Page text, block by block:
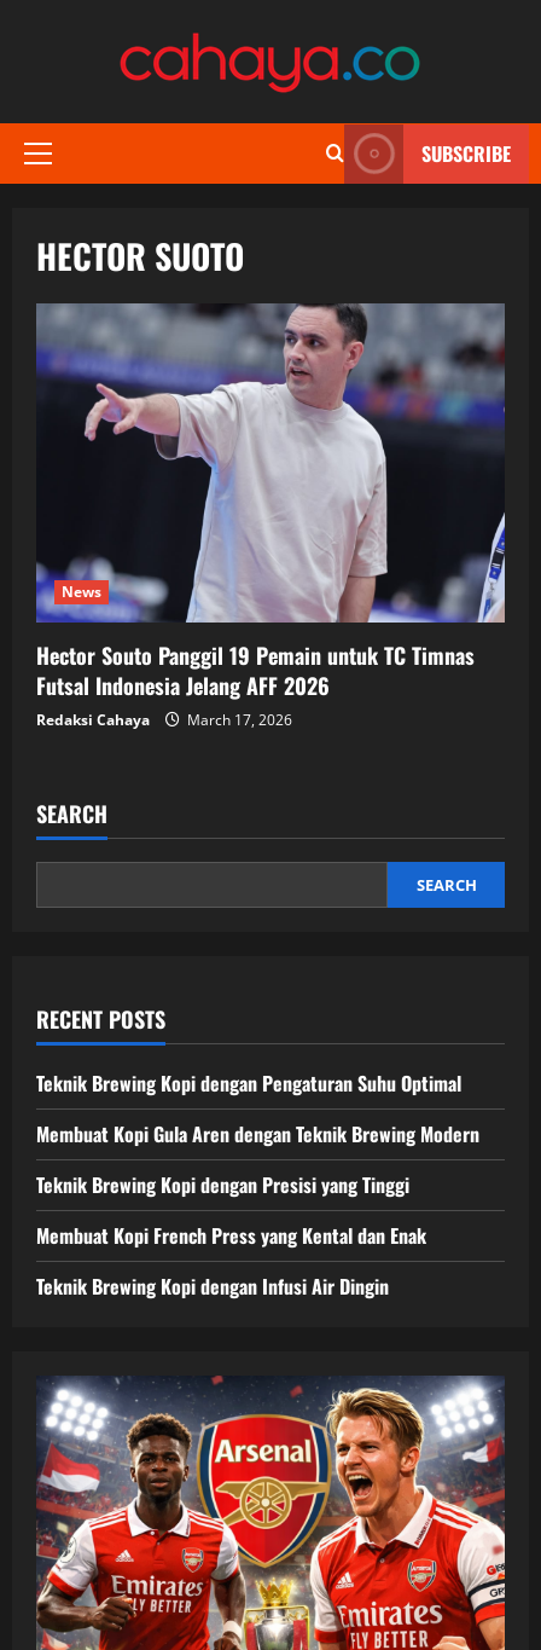
Primary
SUBSCRIBE
HECTOR SUOTO
News
Hector Souto Panggil 19 Pemain untuk TC Timnas
Futsal Indonesia Jelang AFF 2026
Redaksi Cahaya March 17, 2026
SEARCH
SEARCH
RECENT POSTS
Teknik Brewing Kopi dengan Pengaturan Suhu Optimal
Membuat Kopi Gula Aren dengan Teknik Brewing Modern
Teknik Brewing Kopi dengan Presisi yang Tinggi
Membuat Kopi French Press yang Kental dan Enak
Teknik Brewing Kopi dengan Infusi Air Dingin